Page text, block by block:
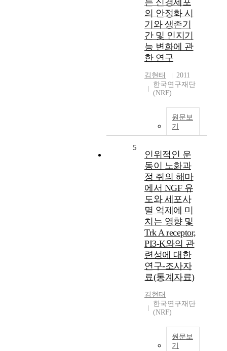
는 신경세포
의 안정화 시
기와 생존기
간 및 인지기
능 변화에 관
한 연구
김현태
2011
한국연구재단
(NRF)
원문보
기
5
인위적인 운
동이 노화과
정 쥐의 해마
에서 NGF 유
도와 세포사
멸 억제에 미
치는 영향 및
Trk A receptor,
PI3-K와의 관
련성에 대한
연구-조사자
료(통계자료)
김현태
한국연구재단
(NRF)
원문보
기